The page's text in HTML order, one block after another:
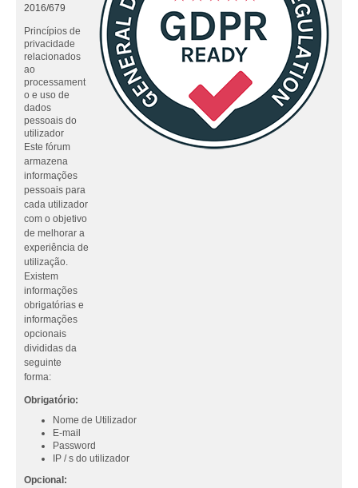
2016/679
Princípios de
privacidade
relacionados
ao
processament
o e uso de
dados
pessoais do
utilizador
Este fórum
armazena
informações
pessoais para
cada utilizador
com o objetivo
de melhorar a
experiência de
utilização.
Existem
informações
obrigatórias e
informações
opcionais
divididas da
seguinte
forma:
Obrigatório:
Nome de Utilizador
E-mail
Password
IP / s do utilizador
Opcional: